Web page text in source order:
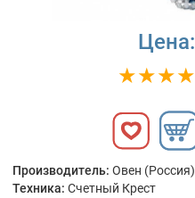
Цена:
Производитель: Овен (Россия)
Техника: Счетный Крест